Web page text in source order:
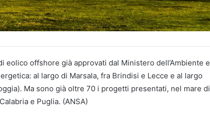
eolico offshore già approvati dal Ministero dell’Ambiente e
al largo di Marsala, fra Brindisi e Lecce e al largo
Ma sono già oltre 70 i progetti presentati, nel mare di
e Puglia. (ANSA)